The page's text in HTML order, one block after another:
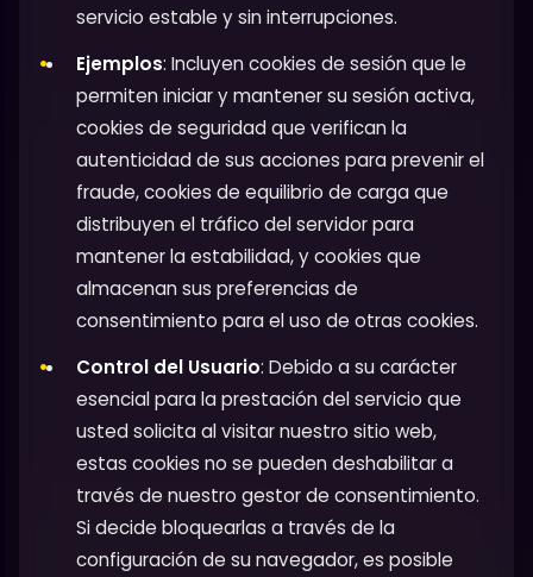
servicio estable y sin interrupciones.
Ejemplos: Incluyen cookies de sesión que le
permiten iniciar y mantener su sesión activa,
cookies de seguridad que verifican la
autenticidad de sus acciones para prevenir el
fraude, cookies de equilibrio de carga que
distribuyen el tráfico del servidor para
mantener la estabilidad, y cookies que
almacenan sus preferencias de
consentimiento para el uso de otras cookies.
Control del Usuario: Debido a su carácter
esencial para la prestación del servicio que
usted solicita al visitar nuestro sitio web,
estas cookies no se pueden deshabilitar a
través de nuestro gestor de consentimiento.
Si decide bloquearlas a través de la
configuración de su navegador, es posible